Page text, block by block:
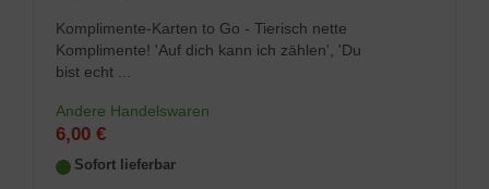
Komplimente-Karten to Go - Tierisch nette
Komplimente! 'Auf dich kann ich zählen', 'Du
bist echt ...
Andere Handelswaren
6,00 €
Sofort lieferbar